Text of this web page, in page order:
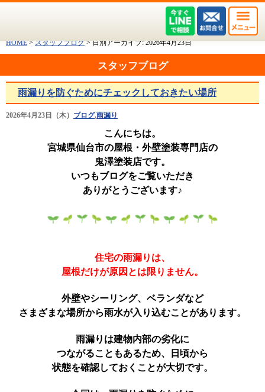
HOME > スタッフブログ > 日別アーカイブ:2026年4月23日
スタッフブログ
雨漏りを防ぐためにチェックしておきたい場所
2026年4月23日（木） ブログ,雨漏り
こんにちは。
宮城県仙台市の屋根・外壁塗装専門店の
鬼澤塗装店です。
いつもブログをご覧いただき
ありがとうございます♪
住宅の雨漏りは、
屋根だけが原因とは限りません。
外壁やシーリング、ベランダなど
さまざまな場所から雨水が入り込むことがあります。
雨漏りは建物内部の劣化に
つながることもあるため、日頃から
状態を確認しておくことが大切です。